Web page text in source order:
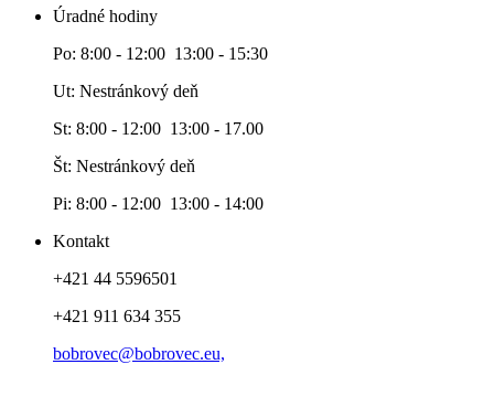
Úradné hodiny
Po: 8:00 - 12:00 13:00 - 15:30
Ut: Nestránkový deň
St: 8:00 - 12:00 13:00 - 17.00
Št: Nestránkový deň
Pi: 8:00 - 12:00 13:00 - 14:00
Kontakt
+421 44 5596501
+421 911 634 355
bobrovec@bobrovec.eu,